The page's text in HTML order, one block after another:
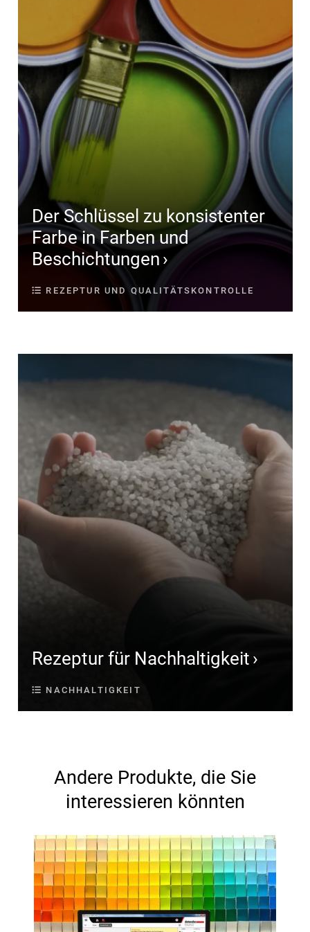
Der Schlüssel zu konsistenter
Farbe in Farben und
Beschichtungen
REZEPTUR UND QUALITÄTSKONTROLLE
Rezeptur für Nachhaltigkeit
NACHHALTIGKEIT
Andere Produkte, die Sie
interessieren könnten